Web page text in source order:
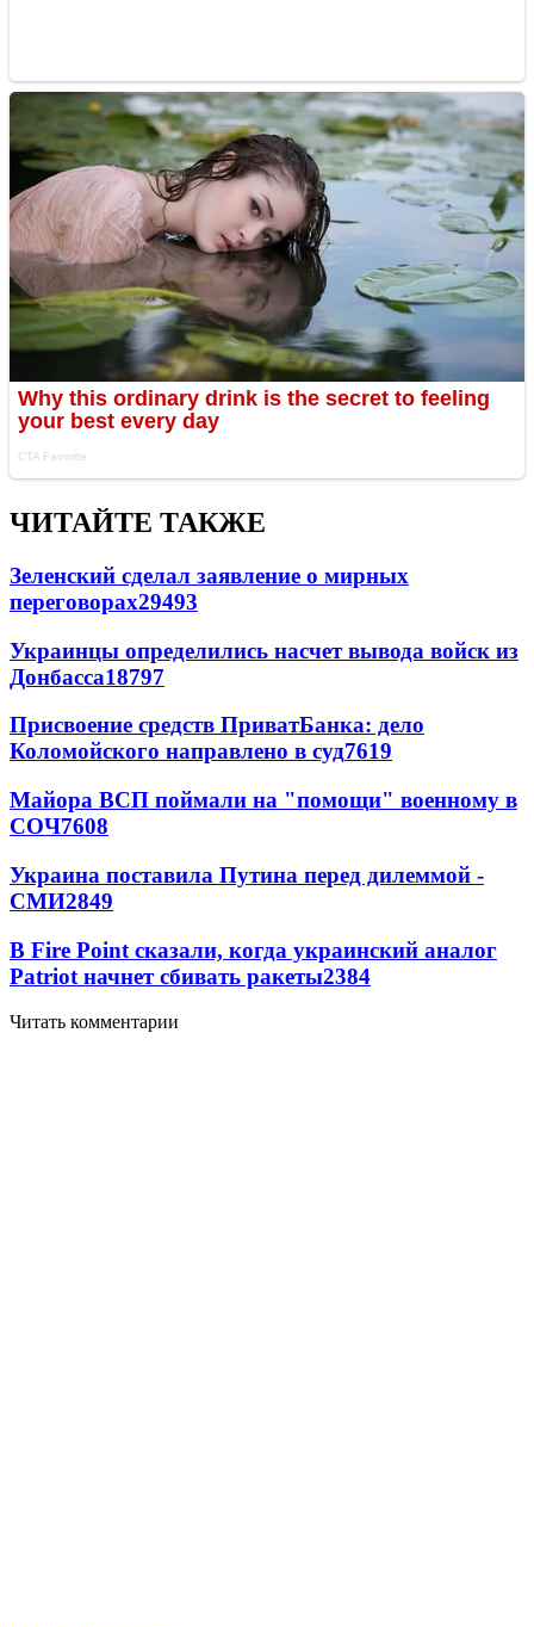
ЧИТАЙТЕ ТАКЖЕ
Зеленский сделал заявление о мирных
переговорах29493
Украинцы определились насчет вывода войск из
Донбасса18797
Присвоение средств ПриватБанка: дело
Коломойского направлено в суд7619
Майора ВСП поймали на "помощи" военному в
СОЧ7608
Украина поставила Путина перед дилеммой -
СМИ2849
В Fire Point сказали, когда украинский аналог
Patriot начнет сбивать ракеты2384
Читать комментарии